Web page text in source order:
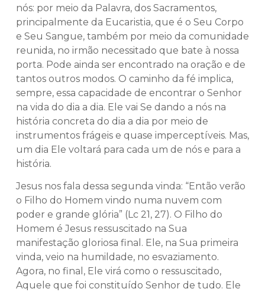
nós: por meio da Palavra, dos Sacramentos,
principalmente da Eucaristia, que é o Seu Corpo
e Seu Sangue, também por meio da comunidade
reunida, no irmão necessitado que bate à nossa
porta. Pode ainda ser encontrado na oração e de
tantos outros modos. O caminho da fé implica,
sempre, essa capacidade de encontrar o Senhor
na vida do dia a dia. Ele vai Se dando a nós na
história concreta do dia a dia por meio de
instrumentos frágeis e quase imperceptíveis. Mas,
um dia Ele voltará para cada um de nós e para a
história.
Jesus nos fala dessa segunda vinda: “Então verão
o Filho do Homem vindo numa nuvem com
poder e grande glória” (Lc 21, 27). O Filho do
Homem é Jesus ressuscitado na Sua
manifestação gloriosa final. Ele, na Sua primeira
vinda, veio na humildade, no esvaziamento.
Agora, no final, Ele virá como o ressuscitado,
Aquele que foi constituído Senhor de tudo. Ele